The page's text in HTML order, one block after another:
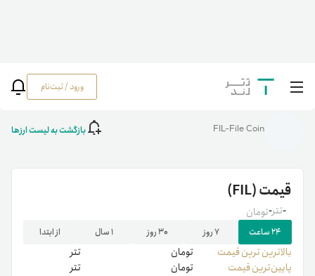
ورود / ثبت‌نام خانه رمزارزها/ قیمت فایل کوین (FIL) | خرید FIL | قیمت لحظه‌ای‌ فایل کوین (FIL)
FIL-File Coin بازگشت به لیست ارزها
قیمت(FIL)
-تومان -تتر
۲۴ ساعت ۷ روز ۳۰ روز ۱ سال از ابتدا
بالاترین ‌ترین قیمت تومان
تتر
پایین‌ترین قیمت
تومان تتر